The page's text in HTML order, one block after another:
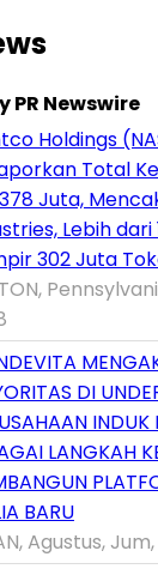
PR Newswire
Holdings
Total
Juta,
Lebih dari
302 Juta
DI
LANGKAH
BARU
Agustus,